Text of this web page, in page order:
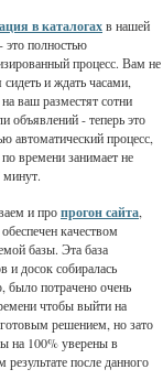
в каталогахв нашей
это полностью
процесс. Вам не
сидеть и ждать часами,
ваш разместят сотни
объявлений - теперь это
автоматический процесс,
времени занимает не
минут.
и пропрогон сайта,
качеством
базы. Эта база
и досок собиралась
было потрачено очень
чтобы выйти на
решением, но зато
на 100% уверены в
результате после данного